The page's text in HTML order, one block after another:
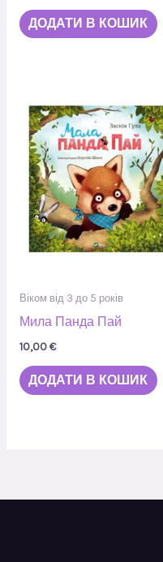
ДОДАТИ В КОШИК
Віком від 3 до 5 років
Мила Панда Пай
10,00€
ДОДАТИ В КОШИК